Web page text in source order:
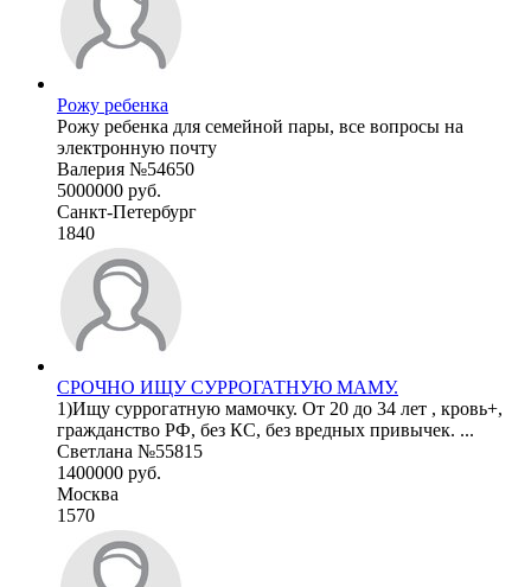
Рожу ребенка
Рожу ребенка для семейной пары, все вопросы на
электронную почту
Валерия №54650
5000000 руб.
Санкт-Петербург
1840
СРОЧНО ИЩУ СУРРОГАТНУЮ МАМУ.
1)Ищу суррогатную мамочку. От 20 до 34 лет , кровь+,
гражданство РФ, без КС, без вредных привычек. ...
Светлана №55815
1400000 руб.
Москва
1570